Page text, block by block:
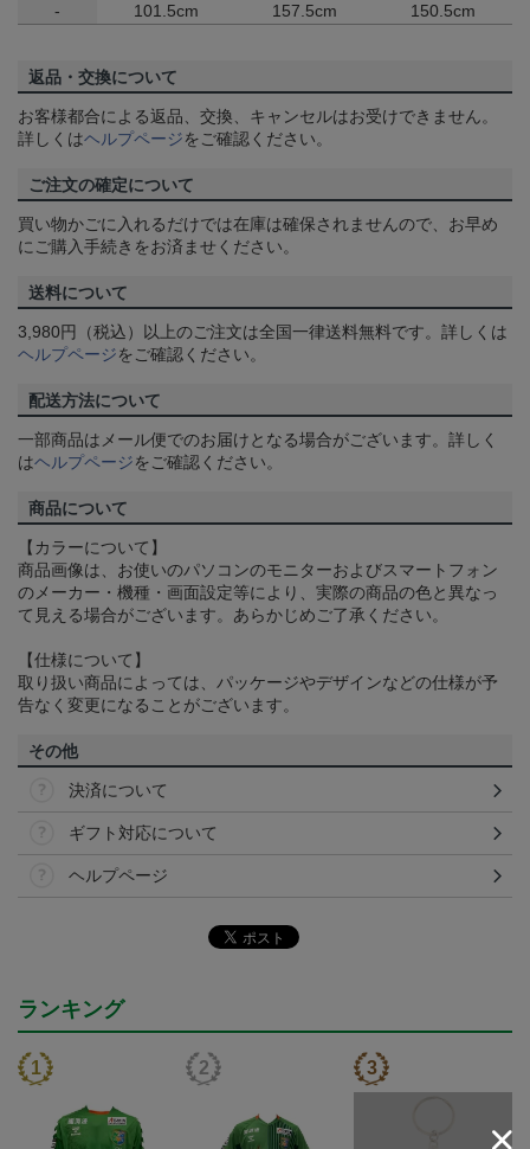
- 101.5cm 157.5cm 150.5cm
返品・交換について
お客様都合による返品、交換、キャンセルはお受けできません。
詳しくはヘルプページをご確認ください。
ご注文の確定について
買い物かごに入れるだけでは在庫は確保されませんので、お早め
にご購入手続きをお済ませください。
送料について
3,980円（税込）以上のご注文は全国一律送料無料です。詳しくは
ヘルプページをご確認ください。
配送方法について
一部商品はメール便でのお届けとなる場合がございます。詳しく
はヘルプページをご確認ください。
商品について
【カラーについて】
商品画像は、お使いのパソコンのモニターおよびスマートフォン
のメーカー・機種・画面設定等により、実際の商品の色と異なっ
て見える場合がございます。あらかじめご了承ください。
【仕様について】
取り扱い商品によっては、パッケージやデザインなどの仕様が予
告なく変更になることがございます。
その他
決済について
ギフト対応について
ヘルプページ
ランキング